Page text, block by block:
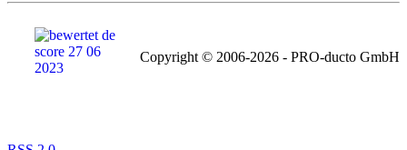
Copyright © 2006-2026 - PRO-ducto GmbH